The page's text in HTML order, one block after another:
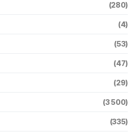
(280)
(4)
(53)
(47)
(29)
(3 500)
(335)